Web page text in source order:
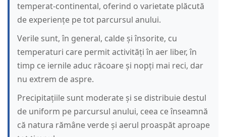
temperat-continental, oferind o varietate plăcută
de experiențe pe tot parcursul anului.
Verile sunt, în general, calde și însorite, cu
temperaturi care permit activități în aer liber, în
timp ce iernile aduc răcoare și nopți mai reci, dar
nu extrem de aspre.
Precipitațiile sunt moderate și se distribuie destul
de uniform pe parcursul anului, ceea ce înseamnă
că natura rămâne verde și aerul proaspăt aproape